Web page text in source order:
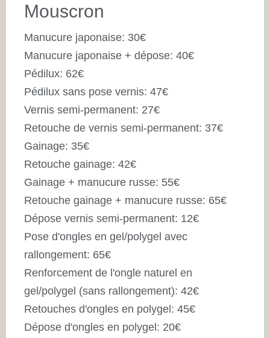
Mouscron
Manucure japonaise: 30€
Manucure japonaise + dépose: 40€
Pédilux: 62€
Pédilux sans pose vernis: 47€
Vernis semi-permanent: 27€
Retouche de vernis semi-permanent: 37€
Gainage: 35€
Retouche gainage: 42€
Gainage + manucure russe: 55€
Retouche gainage + manucure russe: 65€
Dépose vernis semi-permanent: 12€
Pose d'ongles en gel/polygel avec
rallongement: 65€
Renforcement de l'ongle naturel en
gel/polygel (sans rallongement): 42€
Retouches d'ongles en polygel: 45€
Dépose d'ongles en polygel: 20€